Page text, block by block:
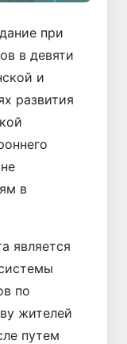
при
в девяти
и
развития
в
является
по
жителей
путем